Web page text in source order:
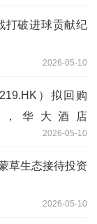
打破进球贡献纪
2026-05-10
）拟回购
，华大酒店
2026-05-10
草生态接待投资
2026-05-10